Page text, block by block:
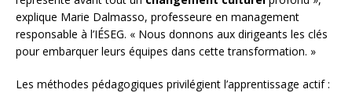
explique Marie Dalmasso, professeure en management
responsable à l’IÉSEG. « Nous donnons aux dirigeants les clés
pour embarquer leurs équipes dans cette transformation. »
Les méthodes pédagogiques privilégient l’apprentissage actif :